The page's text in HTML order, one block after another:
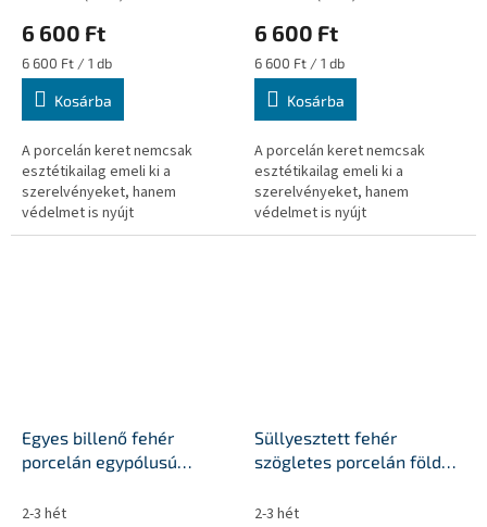
6 600 Ft
Egységár:
6 600 Ft / 1 db
Kosárba
A porcelán keret nemcsak
esztétikailag emeli ki a
szerelvényeket, hanem
védelmet is nyújt
6 600 Ft
Egységár:
6 600 Ft / 1 db
Kosárba
A porcelán keret nemcsak
esztétikailag emeli ki a
szerelvényeket, hanem
védelmet is nyújt
Egyes billenő fehér
porcelán egypólusú
2-3 hét
Süllyesztett fehér
szögletes porcelán földelt
2-3 hét